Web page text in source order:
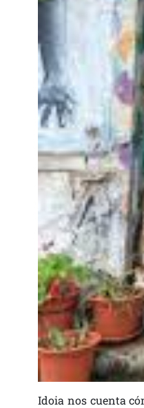
Idoia nos cuenta